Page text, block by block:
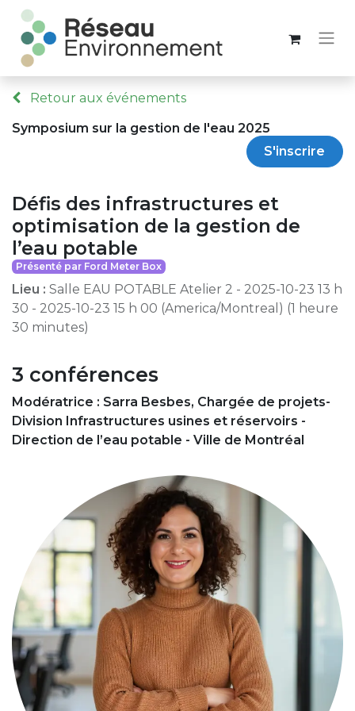
Retour aux événements
Symposium sur la gestion de l'eau 2025
S'inscrire
Défis des infrastructures et
optimisation de la gestion de
l’eau potable
Présenté par Ford Meter Box
Lieu : Salle EAU POTABLE Atelier 2 - 2025-10-23 13 h
30 - 2025-10-23 15 h 00 (America/Montreal ) (1 heure
30 minutes)
3 conférences
Modératrice : Sarra Besbes, Chargée de projets-
Division Infrastructures usines et réservoirs -
Direction de l’eau potable - Ville de Montréal